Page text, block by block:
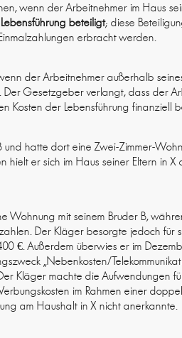
wenn der Arbeitnehmer im Haus
beteiligt; diese
erbracht werden.
der Arbeitnehmer außerhalb
Gesetzgeber verlangt, dass der
Kosten der Lebensführung finanziell
hatte dort eine Zwei-Zimmer-
er sich im Haus seiner Eltern in
Wohnung mit seinem Bruder B,
Der Kläger besorgte jedoch für
€. Außerdem überwies er im
„Nebenkosten/
Kläger machte die Aufwendungen
im Rahmen einer
am Haushalt in X nicht anerkannte.